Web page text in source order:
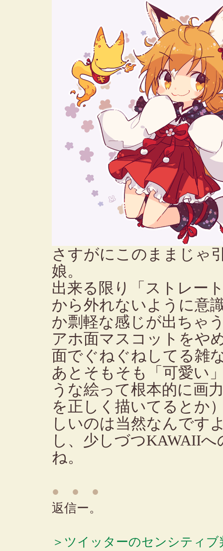
さすがにこのままじゃ
娘。
出来る限り「ストレー
から外れないように意
か剽軽な感じが出ちゃ
アホ面マスコットをや
面でぐねぐねしてる
あとそもそも「可愛い
うな絵って根本的に画
を正しく描いてるとか
しいのは当然なんです
し、少しづつKAWAII
ね。
● ● ●
返信ー。
＞ツイッターのセンシティ